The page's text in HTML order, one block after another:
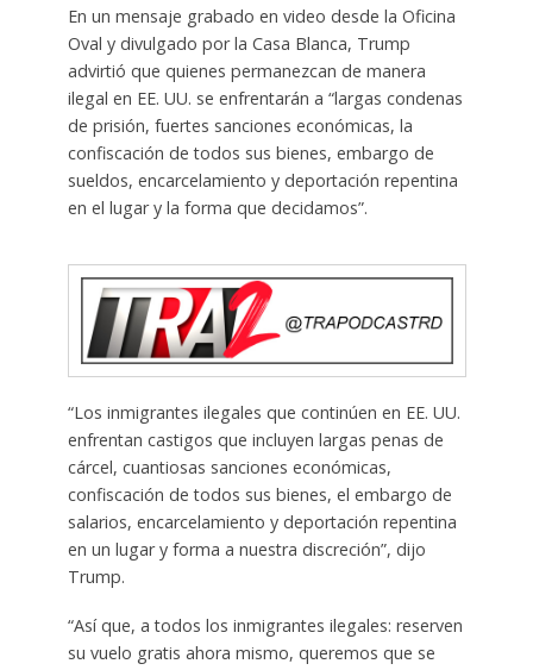
En un mensaje grabado en video desde la Oficina
Oval y divulgado por la Casa Blanca, Trump
advirtió que quienes permanezcan de manera
ilegal en EE. UU. se enfrentarán a “largas condenas
de prisión, fuertes sanciones económicas, la
confiscación de todos sus bienes, embargo de
sueldos, encarcelamiento y deportación repentina
en el lugar y la forma que decidamos”.
“Los inmigrantes ilegales que continúen en EE. UU.
enfrentan castigos que incluyen largas penas de
cárcel, cuantiosas sanciones económicas,
confiscación de todos sus bienes, el embargo de
salarios, encarcelamiento y deportación repentina
en un lugar y forma a nuestra discreción”, dijo
Trump.
“Así que, a todos los inmigrantes ilegales: reserven
su vuelo gratis ahora mismo, queremos que se